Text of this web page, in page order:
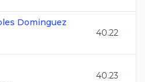
Dominguez
40.22
40.23